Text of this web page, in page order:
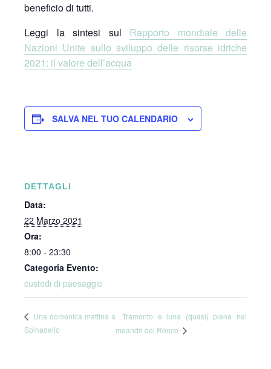
beneficio di tutti.
Leggi la sintesi sul Rapporto mondiale delle
Nazioni Unite sullo sviluppo delle risorse idriche
2021: il valore dell’acqua
SALVA NEL TUO CALENDARIO
DETTAGLI
Data:
22 Marzo 2021
Ora:
8:00 - 23:30
Categoria Evento:
custodi di paesaggio
Una domenica mattina a
Spinadello
Tramonto e luna (quasi) piena nei
meandri del Ronco